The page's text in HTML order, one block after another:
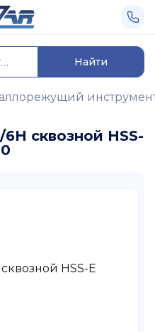
Найти
сквозной HSS-